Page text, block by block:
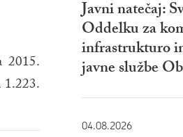
2015.
1.223.
Javni natečaj:
Oddelku za
infrastrukturo
javne službe
04.08.2026